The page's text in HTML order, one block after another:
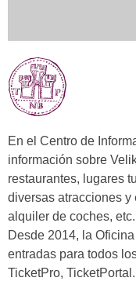
En el Centro de
información sobre
restaurantes, lugares
diversas atracciones
alquiler de coches, etc.
Desde 2014, la
entradas para todos
TicketPro, TicketPortal.